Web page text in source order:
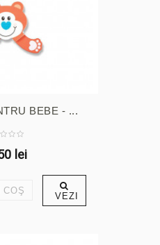
BEBE - ...
lei
VEZI